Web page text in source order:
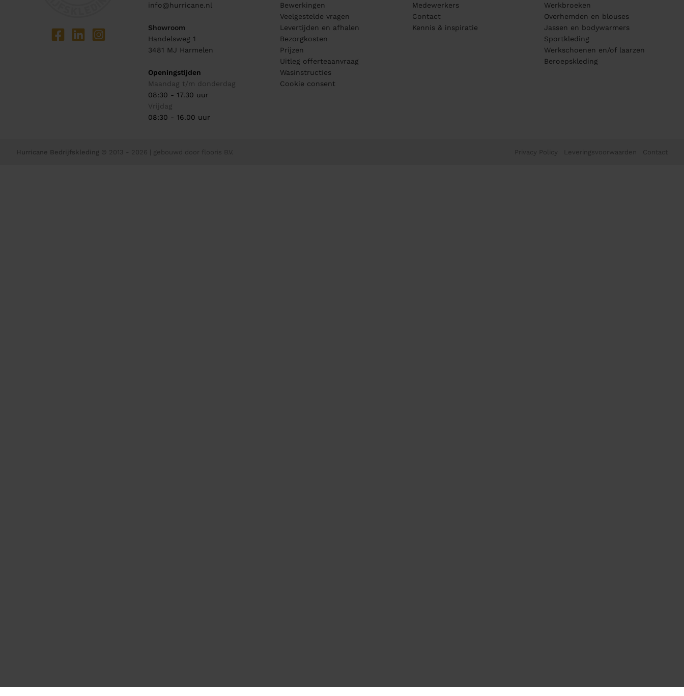
info@hurricane.nl
Showroom
Handelsweg 1
3481 MJ Harmelen
Openingstijden
Maandag t/m donderdag
08:30 - 17.30 uur
Vrijdag
08:30 - 16.00 uur
Bewerkingen
Veelgestelde vragen
Levertijden en afhalen
Bezorgkosten
Prijzen
Uitleg offerteaanvraag
Wasinstructies
Cookie consent
Medewerkers
Contact
Kennis & inspiratie
Werkbroeken
Overhemden en blouses
Jassen en bodywarmers
Sportkleding
Werkschoenen en/of laarzen
Beroepskleding
Hurricane Bedrijfskleding © 2013 - 2026 | gebouwd door flooris B.V. Privacy Policy Leveringsvoorwaarden Contact